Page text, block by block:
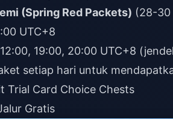
(Spring Red Packets) (28-30
UTC+8
19:00, 20:00 UTC+8
setiap hari untuk
Trial Card Choice Chests
Gratis